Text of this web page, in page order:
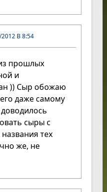
В 8:54
прошлых
и
)) Сыр обожаю
даже самому
сыры с
тех
же, не